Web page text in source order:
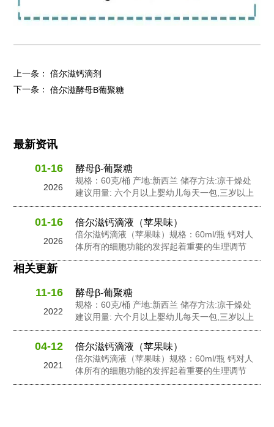
上一条：倍尔滋钙滴剂
下一条：倍尔滋酵母B葡聚糖
最新资讯
01-16
2026
酵母β-葡聚糖
规格：60克/桶 产地:新西兰 储存方法:凉干燥处
建议用量: 六个月以上婴幼儿每天一包,三岁以上
幼儿每天2包,孕妇及成人每天3包 配料: 抗性糊
精，食用非活性酵母粉，岩藻多糖，水苏糖，酵
母 β-葡聚糖，针叶樱桃粉，黄金奇异果粉，接骨
木莓粉，N-乙酰神经氨酸...
01-16
2026
倍尔滋钙滴液（苹果味）
倍尔滋钙滴液（苹果味）规格：60ml/瓶 钙对人
体所有的细胞功能的发挥起着重要的生理调节
作。钙在人体内含量的不足会影响人体的生长发
促进心脏肌肉功能，并激活一些消化酶的活性。
钙是人体中一个必要的营养成份之一。...
相关更新
11-16
2022
酵母β-葡聚糖
规格：60克/桶 产地:新西兰 储存方法:凉干燥处
建议用量: 六个月以上婴幼儿每天一包,三岁以上
幼儿每天2包,孕妇及成人每天3包 配料: 抗性糊
精，食用非活性酵母粉，岩藻多糖，水苏糖，酵
母 β-葡聚糖，针叶樱桃粉，黄金奇异果粉，接骨
木莓粉，N-乙酰神经氨酸...
04-12
2021
倍尔滋钙滴液（苹果味）
倍尔滋钙滴液（苹果味）规格：60ml/瓶 钙对人
体所有的细胞功能的发挥起着重要的生理调节
作。钙在人体内含量的不足会影响人体的生长发